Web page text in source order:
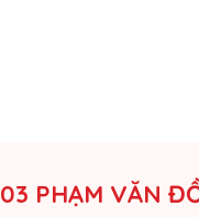
PHẠM VĂN